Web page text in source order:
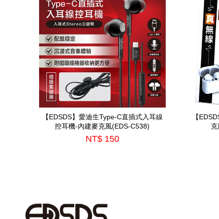
【EDSDS】愛迪生Type-C直插式入耳線
控耳機-內建麥克風(EDS-C538)
NT$ 150
【
克